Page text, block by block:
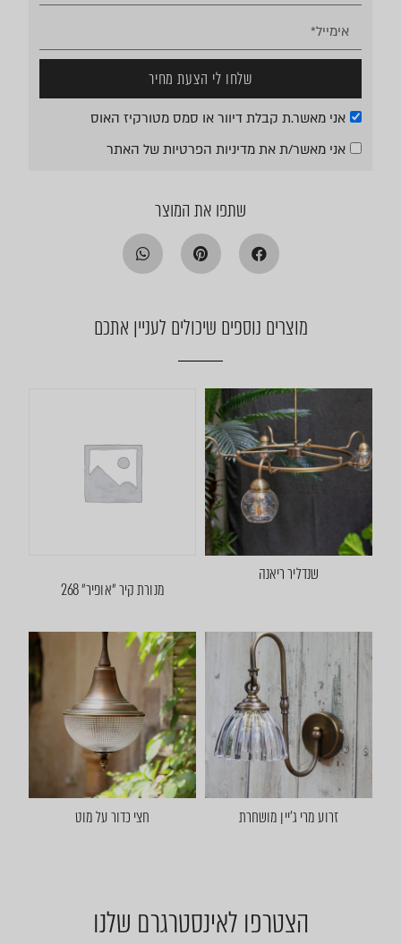
אני מאשר.ת קבלת דיוור או סמס מטורקיז האוס
אני מאשר/ת את מדיניות הפרטיותשל האתר
שלחו לי הצעת מחיר
שתפו את המוצר
מוצרים נוספים שיכולים לעניין אתכם
שנדליר ריאנה
מנורת קיר ״אופיר״ 268
זרוע מרי ג׳יין מושחרת חצי כדור על מוט
הצטרפו לאינסטרגרם שלנו